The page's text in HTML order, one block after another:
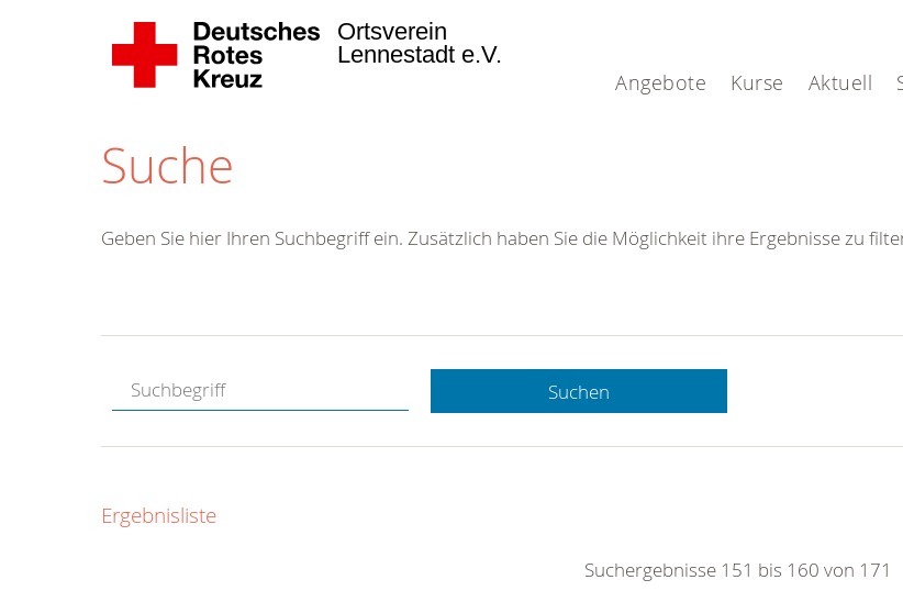
Angebote Kurse Aktuell
Ortsverein
Lennestadt e.V.
Suche
Hotline.
gerne.
Geben Sie hier Ihren Suchbegriff ein. Zusätzlich haben Sie die Möglichkeit ihre Ergebnisse zu
Suchen
Ergebnisliste
Suchergebnisse 151 bis 160 von 171